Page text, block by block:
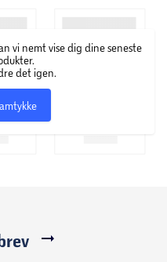
vi nemt vise dig dine seneste
det igen.